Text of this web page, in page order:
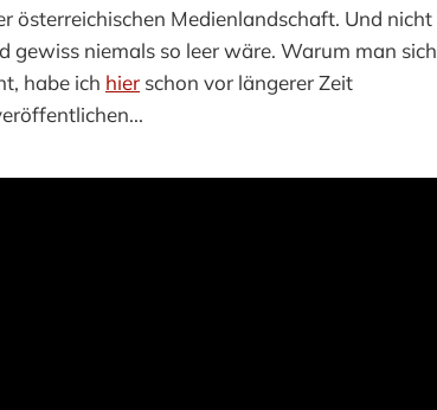
österreichischen Medienlandschaft. Und nicht
gewiss niemals so leer wäre. Warum man sich
habe ich hier schon vor längerer Zeit